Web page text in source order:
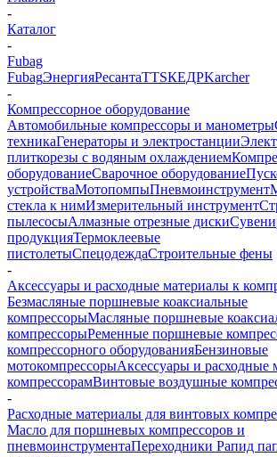
-
Каталог
-
Fubag
FubagЭнергияРесантаTTSКЕДРKarcher
-
Компрессорное оборудование
Автомобильные компрессоры и манометры
техникаГенераторы и электростанции
плиткорезы с водяным охлаждением
оборудованиеСварочное оборудование
устройстваМотопомпыПневмоинструмент
стекла к нимИзмерительный инструмент
пылесосыАлмазные отрезные диски
продукцияТермоклеевые
пистолетыСпецодеждаСтроительные фены
-
Аксессуары и расходные материалы к
Безмасляные поршневые коаксиальные
компрессорыМасляные поршневые
компрессорыРеменные поршневые
компрессорного оборудованияБензиновые
мотокомпрессорыАксессуары и расходные
компрессорамВинтовые воздушные
-
Расходные материалы для винтовых
Масло для поршневых компрессоров и
пневмоинструментаПереходники Рапид